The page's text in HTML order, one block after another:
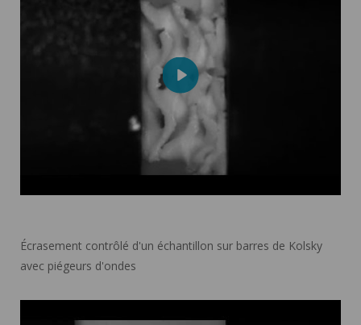
Mute Settings
Play
Écrasement contrôlé d'un échantillon sur barres de Kolsky
avec piégeurs d'ondes